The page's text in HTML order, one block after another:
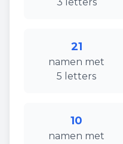
21
namen met
5 letters
10
namen met